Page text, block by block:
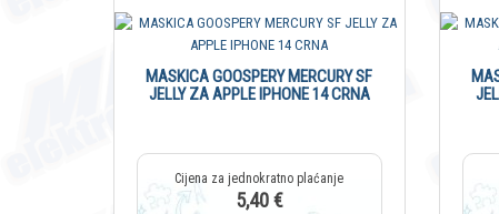
MASKICA GOOSPERY MERCURY SF
JELLY ZA APPLE IPHONE 14 CRNA
5,40 €